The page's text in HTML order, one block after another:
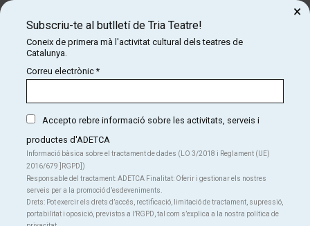
Subscriu-te al butlletí de Tria Teatre!
Coneix de primera mà l'activitat cultural dels teatres
Subscriu-te al butlletí de Tria Teatre!
Coneix de primera mà l'activitat cultural dels teatres de
Catalunya.
Correu electrònic*
Accepto rebre informació sobre les activitats, serveis i
productes d'ADETCA
Informació bàsica sobre el tractament de dades (LO 3/2018 i Reglament (UE)
2016/679 ]RGPD])
Responsable del tractament: ADETCA Finalitat: Oferir i gestionar els nostres
serveis per a la promoció d’esdeveniments.
Drets: Pot exercir els drets d’accés, rectificació, limitació de tractament, supressió,
portabilitat i oposició, previstos a l’RGPD, tal com s’explica a la nostra política de
×